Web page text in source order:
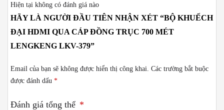
Hiện tại không có đánh giá nào
HÃY LÀ NGƯỜI ĐẦU TIÊN NHẬN XÉT “BỘ KHUẾCH
ĐẠI HDMI QUA CÁP ĐỒNG TRỤC 700 MÉT
LENGKENG LKV-379”
Email của bạn sẽ không được hiển thị công khai. Các trường bắt buộc
được đánh dấu *
Đánh giá tổng thể *